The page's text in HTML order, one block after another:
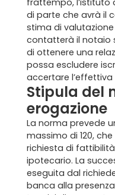
frattempo, l’istituto
di parte che avrà il
stima di
contatterà il notaio
di ottenere una
possa escludere
accertare
Stipula del
erogazione
La norma prevede
massimo di 120,
richiesta di
ipotecario. La
eseguita dal
banca alla